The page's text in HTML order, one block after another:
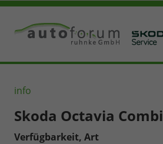
info
Skoda Octavia Combi
Verfügbarkeit, Art